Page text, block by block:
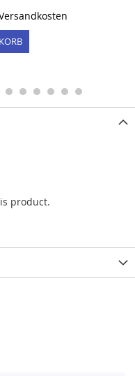
product.